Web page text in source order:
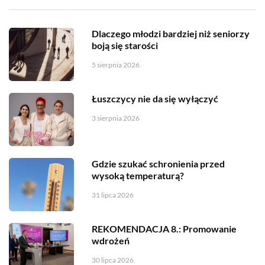
Dlaczego młodzi bardziej niż seniorzy
boją się starości
5 sierpnia 2026
Łuszczycy nie da się wyłączyć
3 sierpnia 2026
Gdzie szukać schronienia przed
wysoką temperaturą?
31 lipca 2026
REKOMENDACJA 8.: Promowanie
wdrożeń
30 lipca 2026